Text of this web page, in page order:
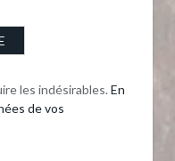
les indésirables. En
de vos